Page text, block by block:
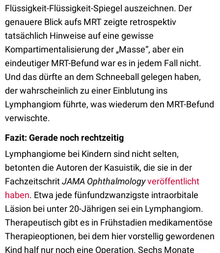
Flüssigkeit-Flüssigkeit-Spiegel auszeichnen. Der
genauere Blick aufs MRT zeigte retrospektiv
tatsächlich Hinweise auf eine gewisse
Kompartimentalisierung der „Masse“, aber ein
eindeutiger MRT-Befund war es in jedem Fall nicht.
Und das dürfte an dem Schneeball gelegen haben,
der wahrscheinlich zu einer Einblutung ins
Lymphangiom führte, was wiederum den MRT-Befund
verwischte.
Fazit: Gerade noch rechtzeitig
Lymphangiome bei Kindern sind nicht selten,
betonten die Autoren der Kasuistik, die sie in der
FachzeitschritJAMA Ophthalmologyveröffentlicht
haben. Etwa jede fünfundzwanzigste intraorbitale
Läsion bei unter 20-Jährigen sei ein Lymphangiom.
Therapeutisch gibt es in Frühstadien medikamentöse
Therapieoptionen, bei dem hier vorstellig gewordenen
Kind half nur noch eine Operation. Sechs Monate